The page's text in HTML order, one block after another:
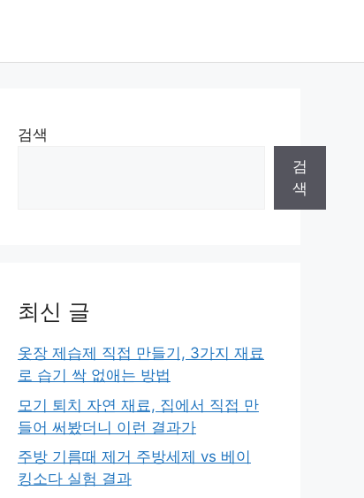
검색
검
색
최신 글
옷장 제습제 직접 만들기, 3가지 재료
로 습기 싹 없애는 방법
모기 퇴치 자연 재료, 집에서 직접 만
들어 써봤더니 이런 결과가
주방 기름때 제거 주방세제 vs 베이
킹소다 실험 결과